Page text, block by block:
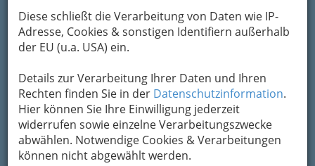
Diese schließt die Verarbeitung von Daten wie IP-
Adresse, Cookies & sonstigen Identifiern außerhalb
der EU (u.a. USA) ein.
Details zur Verarbeitung Ihrer Daten und Ihren
Rechten finden Sie in der Datenschutzinformation.
Hier können Sie Ihre Einwilligung jederzeit
widerrufen sowie einzelne Verarbeitungszwecke
abwählen. Notwendige Cookies & Verarbeitungen
können nicht abgewählt werden.
Adresse mit Google Maps anschauen
Um die Info-Graz Firmenvor Spam-Mails zu
bewahren, verwenden wir an dieser Stelle zur
Übermittlung Ihrer Nachricht ein sicheres
Formular. Ihre Nachricht wird nach dem
Absenden umgehend per Mail an das